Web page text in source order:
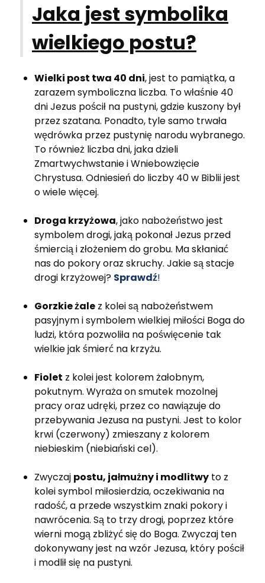
Jaka jest symbolika
wielkiego postu?
Wielki post twa 40 dni, jest to pamiątka, a
zarazem symboliczna liczba. To właśnie 40
dni Jezus pościł na pustyni, gdzie kuszony był
przez szatana. Ponadto, tyle samo trwała
wędrówka przez pustynię narodu wybranego.
To również liczba dni, jaka dzieli
Zmartwychwstanie i Wniebowzięcie
Chrystusa. Odniesień do liczby 40 w Biblii jest
o wiele więcej.
Droga krzyżowa, jako nabożeństwo jest
symbolem drogi, jaką pokonał Jezus przed
śmiercią i złożeniem do grobu. Ma skłaniać
nas do pokory oraz skruchy. Jakie są stacje
drogi krzyżowej? Sprawdź!
Gorzkie żale z kolei są nabożeństwem
pasyjnym i symbolem wielkiej miłości Boga do
ludzi, która pozwoliła na poświęcenie tak
wielkie jak śmierć na krzyżu.
Fiolet z kolei jest kolorem żałobnym,
pokutnym. Wyraża on smutek mozolnej
pracy oraz udręki, przez co nawiązuje do
przebywania Jezusa na pustyni. Jest to kolor
krwi (czerwony) zmieszany z kolorem
niebieskim (niebiański cel).
Zwyczaj postu, jałmużny i modlitwy to z
kolei symbol miłosierdzia, oczekiwania na
radość, a przede wszystkim znaki pokory i
nawrócenia. Są to trzy drogi, poprzez które
wierni mogą zbliżyć się do Boga. Zwyczaj ten
dokonywany jest na wzór Jezusa, który pościł
i modlił się na pustyni.